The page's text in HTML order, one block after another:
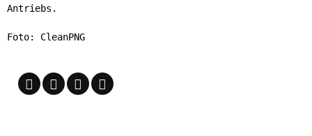
Antriebs.
Foto: CleanPNG